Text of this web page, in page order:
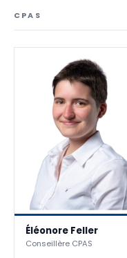
CPAS
Éléonore Feller
Conseillère CPAS